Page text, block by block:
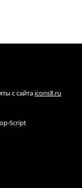
с сайта icons8.ru
Script